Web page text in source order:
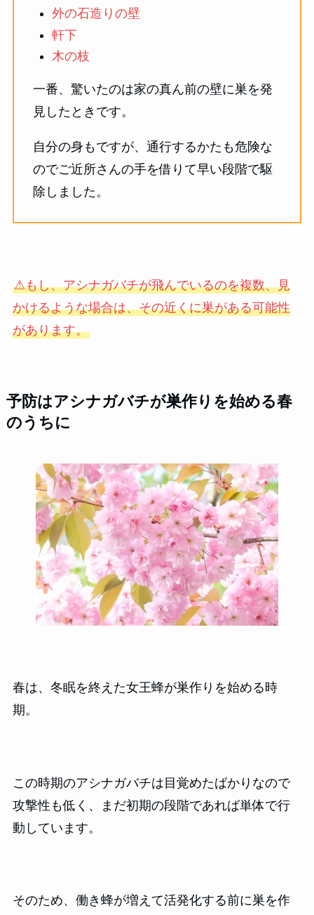
外の石造りの壁
軒下
木の枝
一番、驚いたのは家の真ん前の壁に巣を発
見したときです。
自分の身もですが、通行するかたも危険な
のでご近所さんの手を借りて早い段階で駆
除しました。
⚠もし、アシナガバチが飛んでいるのを複数、見
かけるような場合は、その近くに巣がある可能性
があります。
予防はアシナガバチが巣作りを始める春
のうちに
春は、冬眠を終えた女王蜂が巣作りを始める時
期。
この時期のアシナガバチは目覚めたばかりなので
攻撃性も低く、まだ初期の段階であれば単体で行
動しています。
そのため、働き蜂が増えて活発化する前に巣を作